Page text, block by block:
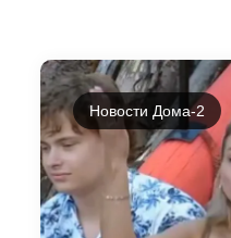
Новости Дома-2